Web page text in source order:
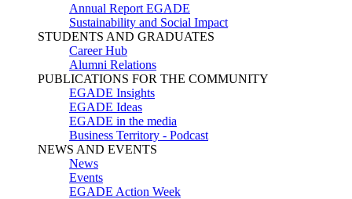
Annual Report EGADE
Sustainability and Social Impact
STUDENTS AND GRADUATES
Career Hub
Alumni Relations
PUBLICATIONS FOR THE COMMUNITY
EGADE Insights
EGADE Ideas
EGADE in the media
Business Territory - Podcast
NEWS AND EVENTS
News
Events
EGADE Action Week